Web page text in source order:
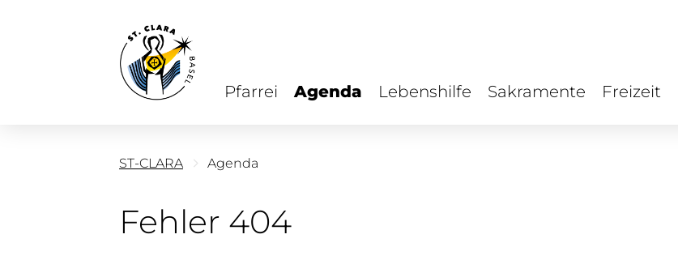
Pfarrei Agenda Lebenshilfe Sakramente Freizeit
ST-CLARA Agenda
Fehler 404